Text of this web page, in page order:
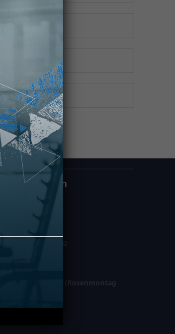
Öffnungszeiten
Montag – Freitag
06:00 – 23:00
10:00 – 21:00